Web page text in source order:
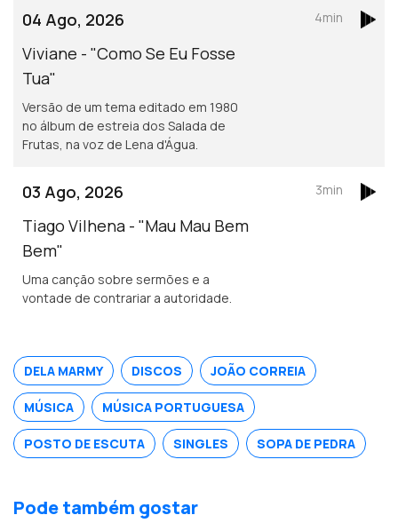
04 Ago, 2026
Viviane - "Como Se Eu Fosse
Tua"
Versão de um tema editado em 1980
no álbum de estreia dos Salada de
Frutas, na voz de Lena d'Água.
4min
03 Ago, 2026
Tiago Vilhena - "Mau Mau Bem
Bem"
Uma canção sobre sermões e a
vontade de contrariar a autoridade.
3min
DELA MARMY DISCOS JOÃO CORREIA
MÚSICA MÚSICA PORTUGUESA
POSTO DE ESCUTA SINGLES SOPA DE PEDRA
Pode também gostar